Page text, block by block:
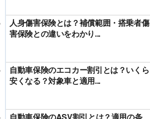
人身傷害保険とは？補償範囲・搭乗者傷
害保険との違いをわかり...
自動車保険のエコカー割引とは？いくら
安くなる？対象車と適用...